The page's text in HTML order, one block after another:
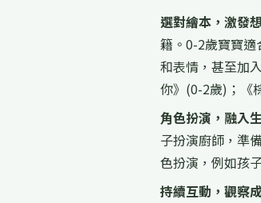
選對繪本，激發
籍。0-2歲寶寶
和表情，甚至加
你》(0-2歲)；《
角色扮演，融入
子扮演廚師，準
色扮演，例如孩
持續互動，觀察